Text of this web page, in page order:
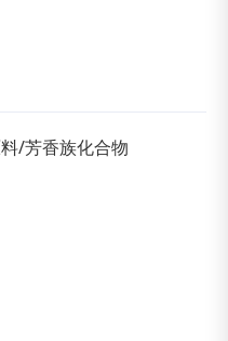
/芳香族化合物